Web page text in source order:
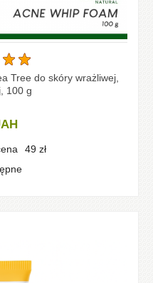
Tree do skóry wrażliwej,
100 g
49 zł